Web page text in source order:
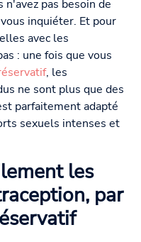
pas besoin de
inquiéter. Et pour
avec les
: une fois que vous
, les
ne sont plus que des
parfaitement adapté
sexuels intenses et
les
par